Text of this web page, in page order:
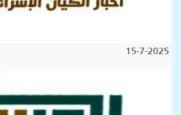
15-7-2025